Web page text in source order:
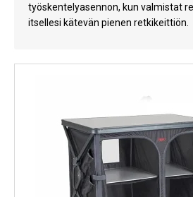
Kaasu
Sääasemat
työskentelyasennon, kun valmistat
itsellesi kätevän pienen retkikeittiön.